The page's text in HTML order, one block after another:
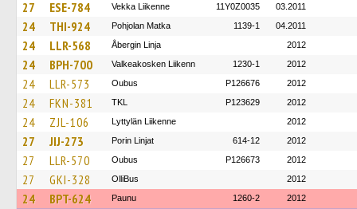
27 ESE-784 Vekka Liikenne 11Y0Z0035 03.2011
24 THI-924 Pohjolan Matka 1139-1 04.2011
24 LLR-568 Åbergin Linja 2012
24 BPH-700 Valkeakosken Liikenn 1230-1 2012
24 LLR-573 Oubus P126676 2012
24 FKN-381 TKL P123629 2012
24 ZJL-106 Lyttylän Liikenne 2012
27 JIJ-273 Porin Linjat 614-12 2012
27 LLR-570 Oubus P126673 2012
27 GKI-328 OlliBus 2012
24 BPT-624 Paunu 1260-2 2012